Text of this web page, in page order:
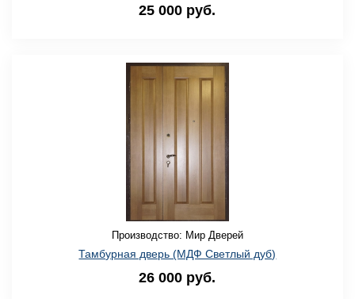
25 000 руб.
Производство: Мир Дверей
Тамбурная дверь (МДФ Светлый дуб)
26 000 руб.